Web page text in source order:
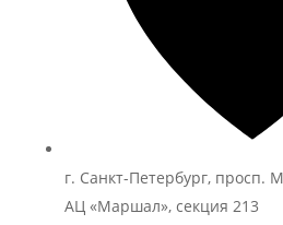
г. Санкт-Петербург, просп.
АЦ «Маршал», секция 213